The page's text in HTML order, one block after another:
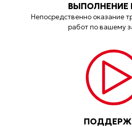
ВЫПОЛНЕНИЕ
Непосредственно оказание
работ по вашему